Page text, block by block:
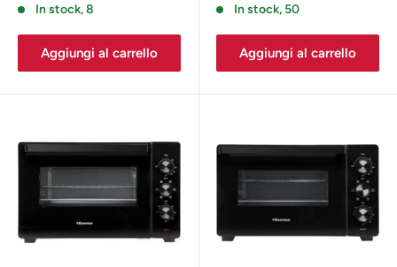
In stock, 8
Aggiungi al carrello
In stock, 50
Aggiungi al carrello